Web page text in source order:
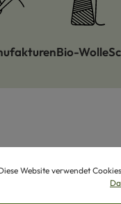
Bio-Wolle
Website verwendet